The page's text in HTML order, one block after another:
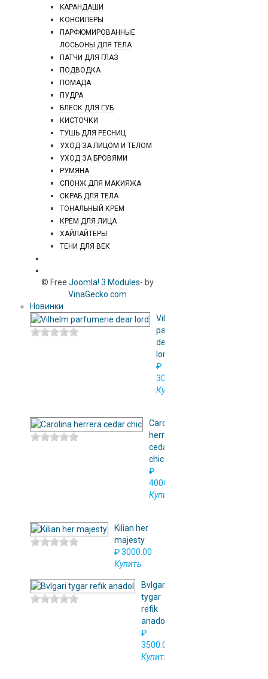
KAPAHДАШИ
КОНСИЛЕРЫ
ПАРФЮМИРОВАННЫЕ
ЛОСЬОНЫ ДЛЯ ТЕЛА
ПАТЧИ ДЛЯ ГЛАЗ
ПОДВОДКА
ПОМАДА
ПУДРА
БЛЕСК ДЛЯ ГУБ
КИСТОЧКИ
ТУШЬ ДЛЯ РЕСНИЦ
УХОД ЗА ЛИЦОМ И ТЕЛОМ
УХОД ЗА БРОВЯМИ
РУМЯНА
СПОНЖ ДЛЯ МАКИЯЖА
СКРАБ ДЛЯ ТЕЛА
ТОНАЛЬНЫЙ КРЕМ
КРЕМ ДЛЯ ЛИЦА
ХАЙЛАЙТЕРЫ
ТЕНИ ДЛЯ ВЕК
© Free Joomla! 3 Modules- by
VinaGecko.com
Новинки
Vilhelm
parfumerie
dear
lord
₽
3000.00
Купить
Сarolina
herrera
cedar
chic
₽
4000.00
Купить
Kilian her
majesty
₽ 3000.00
Купить
Bvlgari
tygar
refik
anadol
₽
3500.00
Купить